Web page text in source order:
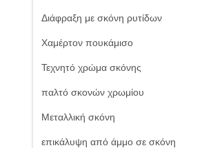
Διάφραξη με σκόνη ρυτίδων
Χαμέρτον πουκάμισο
Τεχνητό χρώμα σκόνης
παλτό σκονών χρωμίου
Μεταλλική σκόνη
επικάλυψη από άμμο σε σκόνη